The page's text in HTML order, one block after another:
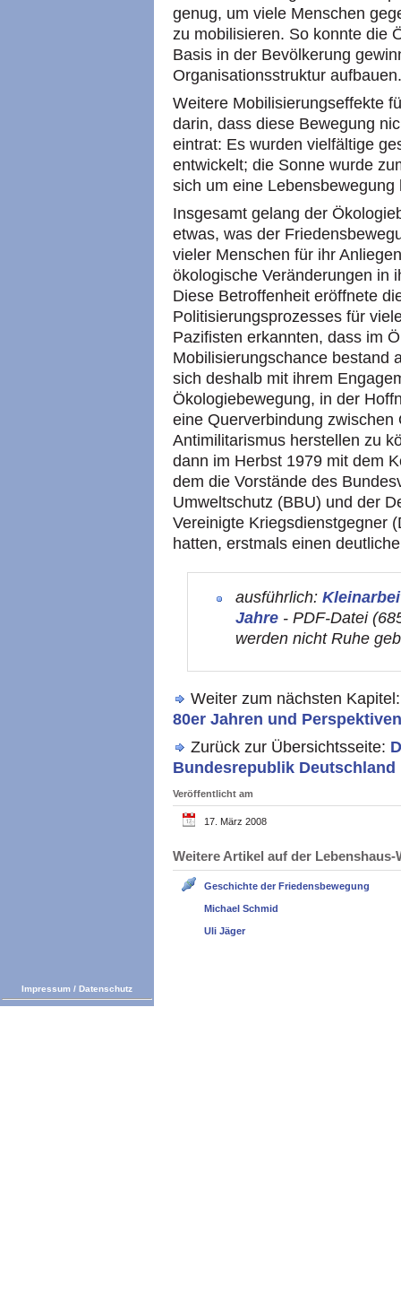
genug, um viele Menschen
zu mobilisieren. So konnte die
Basis in der Bevölkerung
Organisationsstruktur aufbauen.
Weitere Mobilisierungseffekte
darin, dass diese Bewegung
eintrat: Es wurden vielfältige
entwickelt; die Sonne wurde
sich um eine Lebensbewegung
Insgesamt gelang der
etwas, was der
vieler Menschen für ihr
ökologische Veränderungen in
Diese Betroffenheit eröffnete
Politisierungsprozesses für
Pazifisten erkannten, dass im
Mobilisierungschance bestand
sich deshalb mit ihrem
Ökologiebewegung, in der
eine Querverbindung zwischen
Antimilitarismus herstellen zu
dann im Herbst 1979 mit dem
dem die Vorstände des
Umweltschutz (BBU) und der
Vereinigte Kriegsdienstgegner
hatten, erstmals einen
ausführlich:
Jahre - PDF-Datei
werden nicht Ruhe
Weiter zum nächsten
80er Jahren und
Zurück zur Übersichtsseite:
Bundesrepublik Deutschland
Veröffentlicht am
17. März 2008
Weitere Artikel auf der
Geschichte der Friedensbewegung
Michael Schmid
Uli Jäger
Impressum / Datenschutz